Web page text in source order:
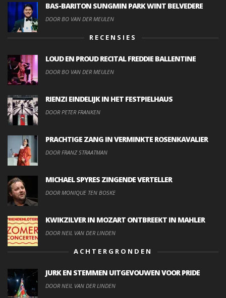
BAS-BARITON SUNGMIN PARK WINT BELVEDERE
DOOR BO VAN DER MEULEN
RECENSIES
LOUD EN PROUD RECITAL FREDDIE BALLENTINE
DOOR BO VAN DER MEULEN
RIENZI EINDELIJK IN HET FESTPIELHAUS
DOOR PETER FRANKEN
PRACHTIGE ZANG IN VERMINKTE ROSENKAVALIER
DOOR FRANZ STRAATMAN
MICHAEL SPYRES ZINGENDE VERTELLER
DOOR MONIQUE TEN BOSKE
KWIKZILVER IN MOZART ONTBREEKT IN MAHLER
DOOR NEIL VAN DER LINDEN
ACHTERGRONDEN
JURK EN STEMMEN UITGEVOUWEN VOOR PRIDE
DOOR NEIL VAN DER LINDEN